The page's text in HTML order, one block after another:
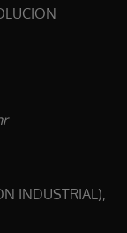
INDUSTRIAL),